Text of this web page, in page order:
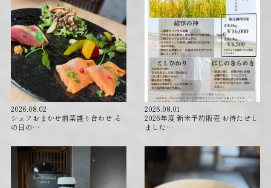
2026.08.02
シェフおまかせ前菜盛り合わせ そ
の日の…
2026.08.01
2026年度 新米予約販売 お待たせし
ました…